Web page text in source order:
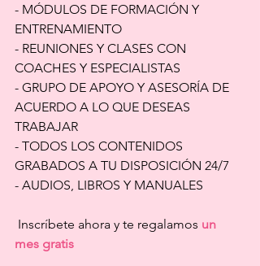
- MÓDULOS DE FORMACIÓN Y
ENTRENAMIENTO
- REUNIONES Y CLASES CON
COACHES Y ESPECIALISTAS
- GRUPO DE APOYO Y ASESORÍA DE
ACUERDO A LO QUE DESEAS
TRABAJAR
- TODOS LOS CONTENIDOS
GRABADOS A TU DISPOSICIÓN 24/7
- AUDIOS, LIBROS Y MANUALES
Inscríbete ahora y te regalamos un
mes gratis